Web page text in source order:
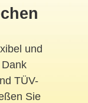
und
TÜV-
Sie